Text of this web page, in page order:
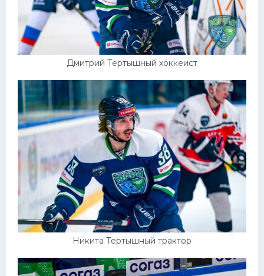
Дмитрий Тертышный хоккеист
Никита Тертышный трактор